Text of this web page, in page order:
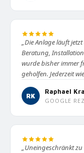
„Die Anlage läuft
Beratung,
wurde bisher immer
geholfen. Jederzeit
RK
Raphael
GOOGLE
„Uneingeschränkt zu